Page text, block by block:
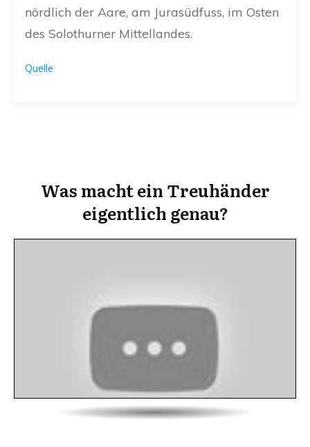
nördlich der Aare, am Jurasüdfuss, im Osten
des Solothurner Mittellandes.
Quelle
Was macht ein Treuhänder
eigentlich genau?